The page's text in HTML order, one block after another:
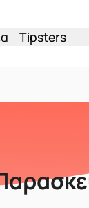
Tipsters